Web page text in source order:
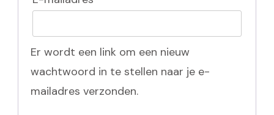
Er wordt een link om een nieuw
wachtwoord in te stellen naar je e-
mailadres verzonden.